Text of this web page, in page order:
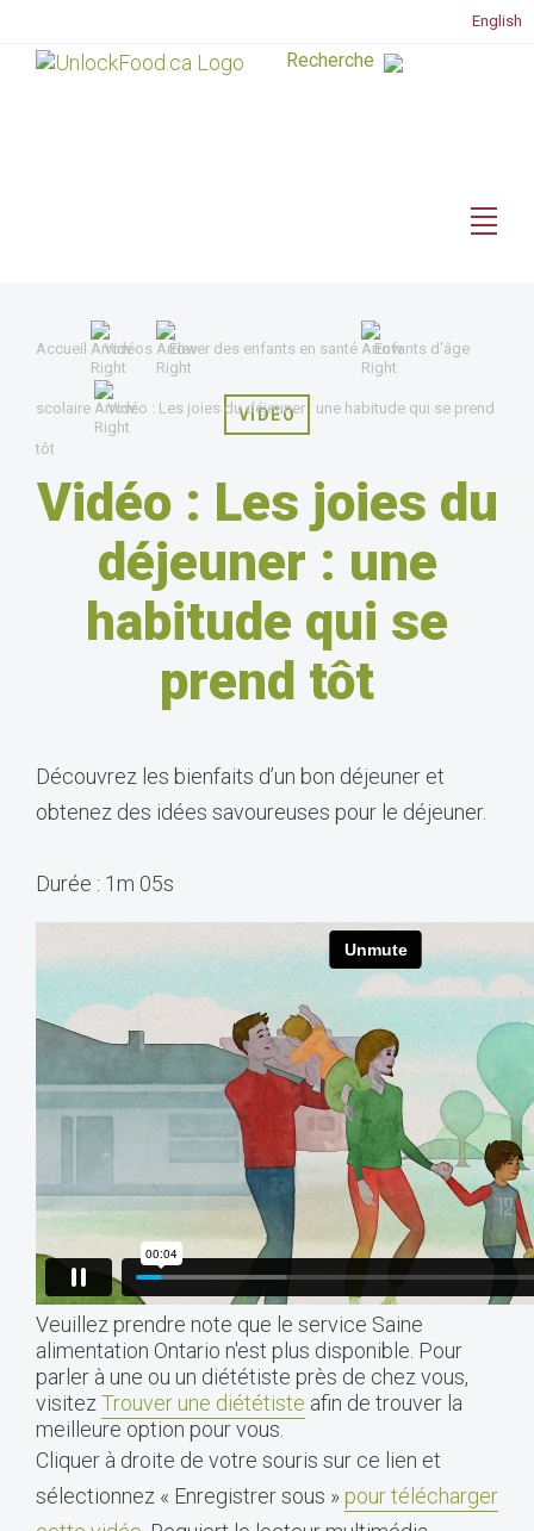
English
Accueil Vidéos Élever des enfants en santé Enfants d'âge
scolaire Vidéo : Les joies du déjeuner : une habitude qui se prend
tôt
VIDÉO
Vidéo : Les joies du
déjeuner : une
habitude qui se
prend tôt
Découvrez les bienfaits d’un bon déjeuner et
obtenez des idées savoureuses pour le déjeuner.
Durée : 1m 05s
Veuillez prendre note que le service Saine
alimentation Ontario n'est plus disponible. Pour
parler à une ou un diététiste près de chez vous,
visitez Trouver une diététiste afin de trouver la
meilleure option pour vous.
Cliquer à droite de votre souris sur ce lien et
sélectionnez « Enregistrer sous » pour télécharger